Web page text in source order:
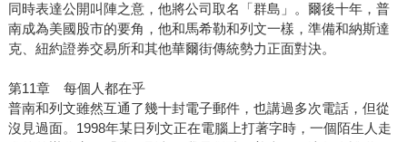
同時表達公開叫陣之意，他將公司取名「群島」。爾後十年，普
南成為美國股市的要角，他和馬希勒和列文一樣，準備和納斯達
克、紐約證券交易所和其他華爾街傳統勢力正面對決。
第11章 每個人都在乎
普南和列文雖然互通了幾十封電子郵件，也講過多次電話，但從
沒見過面。1998年某日列文正在電腦上打著字時，一個陌生人走